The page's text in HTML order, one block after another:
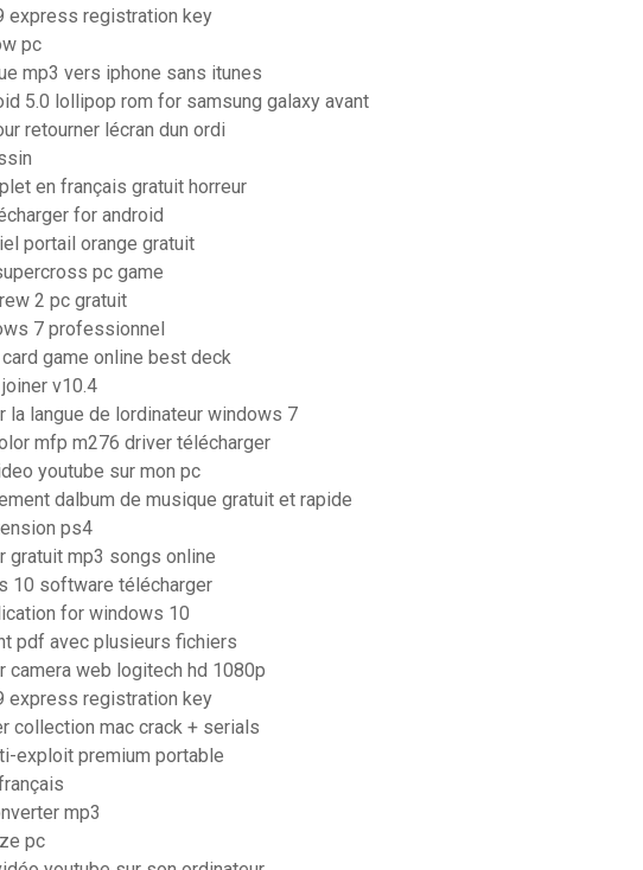
express registration key
pc
mp3 vers iphone sans itunes
5.0 lollipop rom for samsung galaxy avant
retourner lécran dun ordi
en français gratuit horreur
for android
portail orange gratuit
pc game
2 pc gratuit
7 professionnel
game online best deck
v10.4
la langue de lordinateur windows 7
mfp m276 driver télécharger
youtube sur mon pc
dalbum de musique gratuit et rapide
ps4
gratuit mp3 songs online
10 software télécharger
for windows 10
pdf avec plusieurs fichiers
camera web logitech hd 1080p
express registration key
collection mac crack + serials
exploit premium portable
mp3
pc